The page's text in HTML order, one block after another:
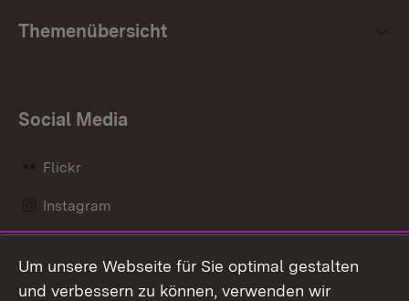
Themenübersicht
Social Media
Flickr
Instagram
Mastodon
Um unsere Webseite für Sie optimal gestalten
und verbessern zu können, verwenden wir